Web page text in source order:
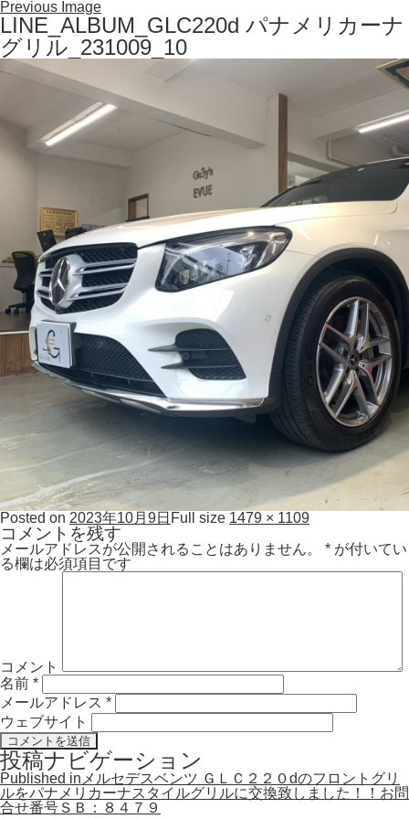
Previous Image
LINE_ALBUM_GLC220d パナメリカーナ
グリル_231009_10
Posted on 2023年10月9日 Full size 1479 × 1109
コメントを残す
メールアドレスが公開されることはありません。 * が付いてい
る欄は必須項目です
コメント
名前 *
メールアドレス *
ウェブサイト
投稿ナビゲーション
Published in メルセデスベンツ ＧＬＣ２２０dのフロントグリ
ルをパナメリカーナスタイルグリルに交換致しました！！お問
合せ番号ＳＢ：８４７９